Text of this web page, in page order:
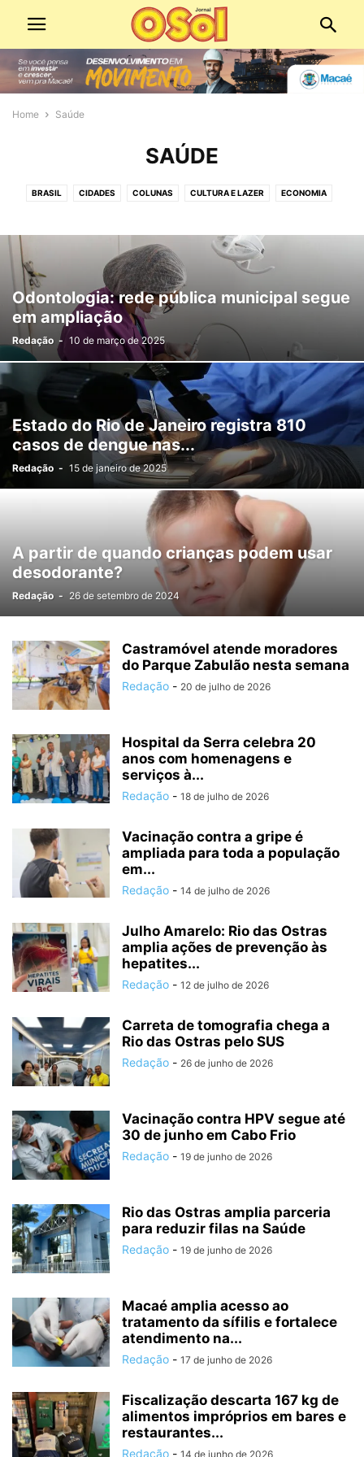
Home Saúde
SAÚDE
BRASIL CIDADES COLUNAS CULTURA E LAZER ECONOMIA
ESPORTE MEIO AMBIENTE
MOBILIDADE URBANA PANORAMA POLÍTICO PATROCINADO
POLICIAL POLÍTICA SAÚDE
TECNOLOGIA
Odontologia: rede pública municipal segue
em ampliação
Redação - 10 de março de 2025
Estado do Rio de Janeiro registra 810
casos de dengue nas...
Redação - 15 de janeiro de 2025
A partir de quando crianças podem usar
desodorante?
Redação - 26 de setembro de 2024
Castramóvel atende moradores
do Parque Zabulão nesta semana
Redação - 20 de julho de 2026
Hospital da Serra celebra 20
anos com homenagens e
serviços à...
Redação - 18 de julho de 2026
Vacinação contra a gripe é
ampliada para toda a população
em...
Redação - 14 de julho de 2026
Julho Amarelo: Rio das Ostras
amplia ações de prevenção às
hepatites...
Redação - 12 de julho de 2026
Carreta de tomografia chega a
Rio das Ostras pelo SUS
Redação - 26 de junho de 2026
Vacinação contra HPV segue até
30 de junho em Cabo Frio
Redação - 19 de junho de 2026
Rio das Ostras amplia parceria
para reduzir filas na Saúde
Redação - 19 de junho de 2026
Macaé amplia acesso ao
tratamento da sífilis e fortalece
atendimento na...
Redação - 17 de junho de 2026
Fiscalização descarta 167 kg de
alimentos impróprios em bares e
restaurantes...
Redação - 14 de junho de 2026